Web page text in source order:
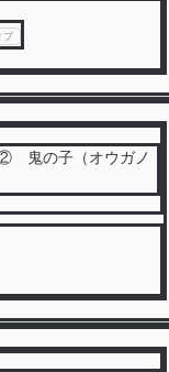
ブ
鬼の子（オウガノ